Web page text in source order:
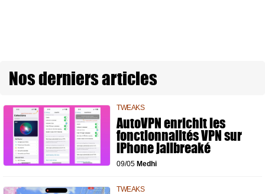
Nos derniers articles
TWEAKS
AutoVPN enrichit les
fonctionnalités VPN sur
iPhone jailbreaké
09/05 Medhi
TWEAKS